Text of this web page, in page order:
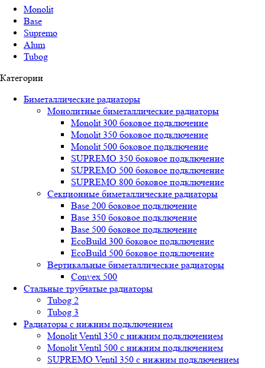
Monolit
Base
Supremo
Alum
Tubog
Категории
Биметаллические радиаторы
Монолитные биметаллические радиаторы
Mоnоlit 300 боковое подключение
Mоnоlit 350 боковое подключение
Mоnоlit 500 боковое подключение
SUРREMО 350 боковое подключение
SUРREMО 500 боковое подключение
SUРREMО 800 боковое подключение
Секционные биметаллические радиаторы
Base 200 боковое подключение
Base 350 боковое подключение
Base 500 боковое подключение
EcoBuild 300 боковое подключение
EcoBuild 500 боковое подключение
Вертикальные биметаллические радиаторы
Convex 500
Стальные трубчатые радиаторы
Tubog 2
Tubog 3
Радиаторы с нижним подключением
Monolit Ventil 350 с нижним подключением
Monolit Ventil 500 с нижним подключением
SUPREMO Ventil 350 с нижним подключением